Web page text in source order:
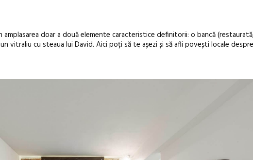
doar a două elemente caracteristice definitorii: o bancă
vitraliu cu steaua lui David. Aici poți să te așezi și să afli povești locale